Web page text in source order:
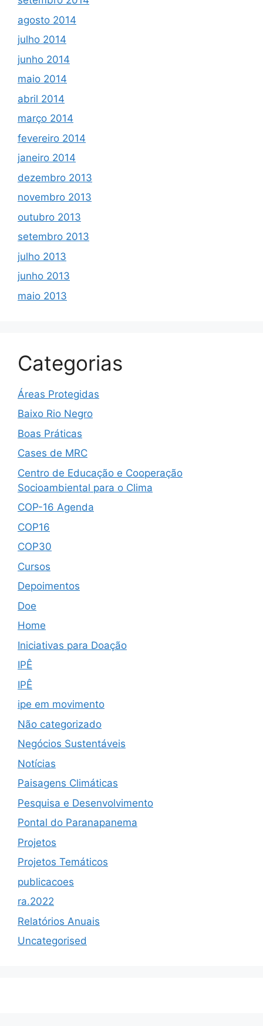
agosto 2014
julho 2014
junho 2014
maio 2014
abril 2014
março 2014
fevereiro 2014
janeiro 2014
dezembro 2013
novembro 2013
outubro 2013
setembro 2013
julho 2013
junho 2013
maio 2013
Categorias
Áreas Protegidas
Baixo Rio Negro
Boas Práticas
Cases de MRC
Centro de Educação e Cooperação
Socioambiental para o Clima
COP-16 Agenda
COP16
COP30
Cursos
Depoimentos
Doe
Home
Iniciativas para Doação
IPÊ
IPÊ
ipe em movimento
Não categorizado
Negócios Sustentáveis
Notícias
Paisagens Climáticas
Pesquisa e Desenvolvimento
Pontal do Paranapanema
Projetos
Projetos Temáticos
publicacoes
ra.2022
Relatórios Anuais
Uncategorised